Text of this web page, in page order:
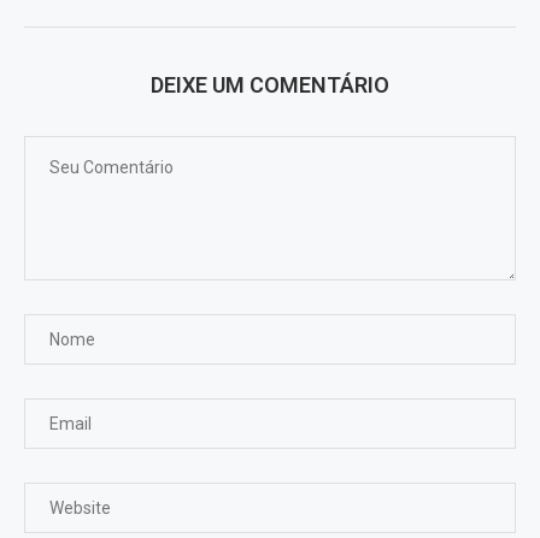
DEIXE UM COMENTÁRIO